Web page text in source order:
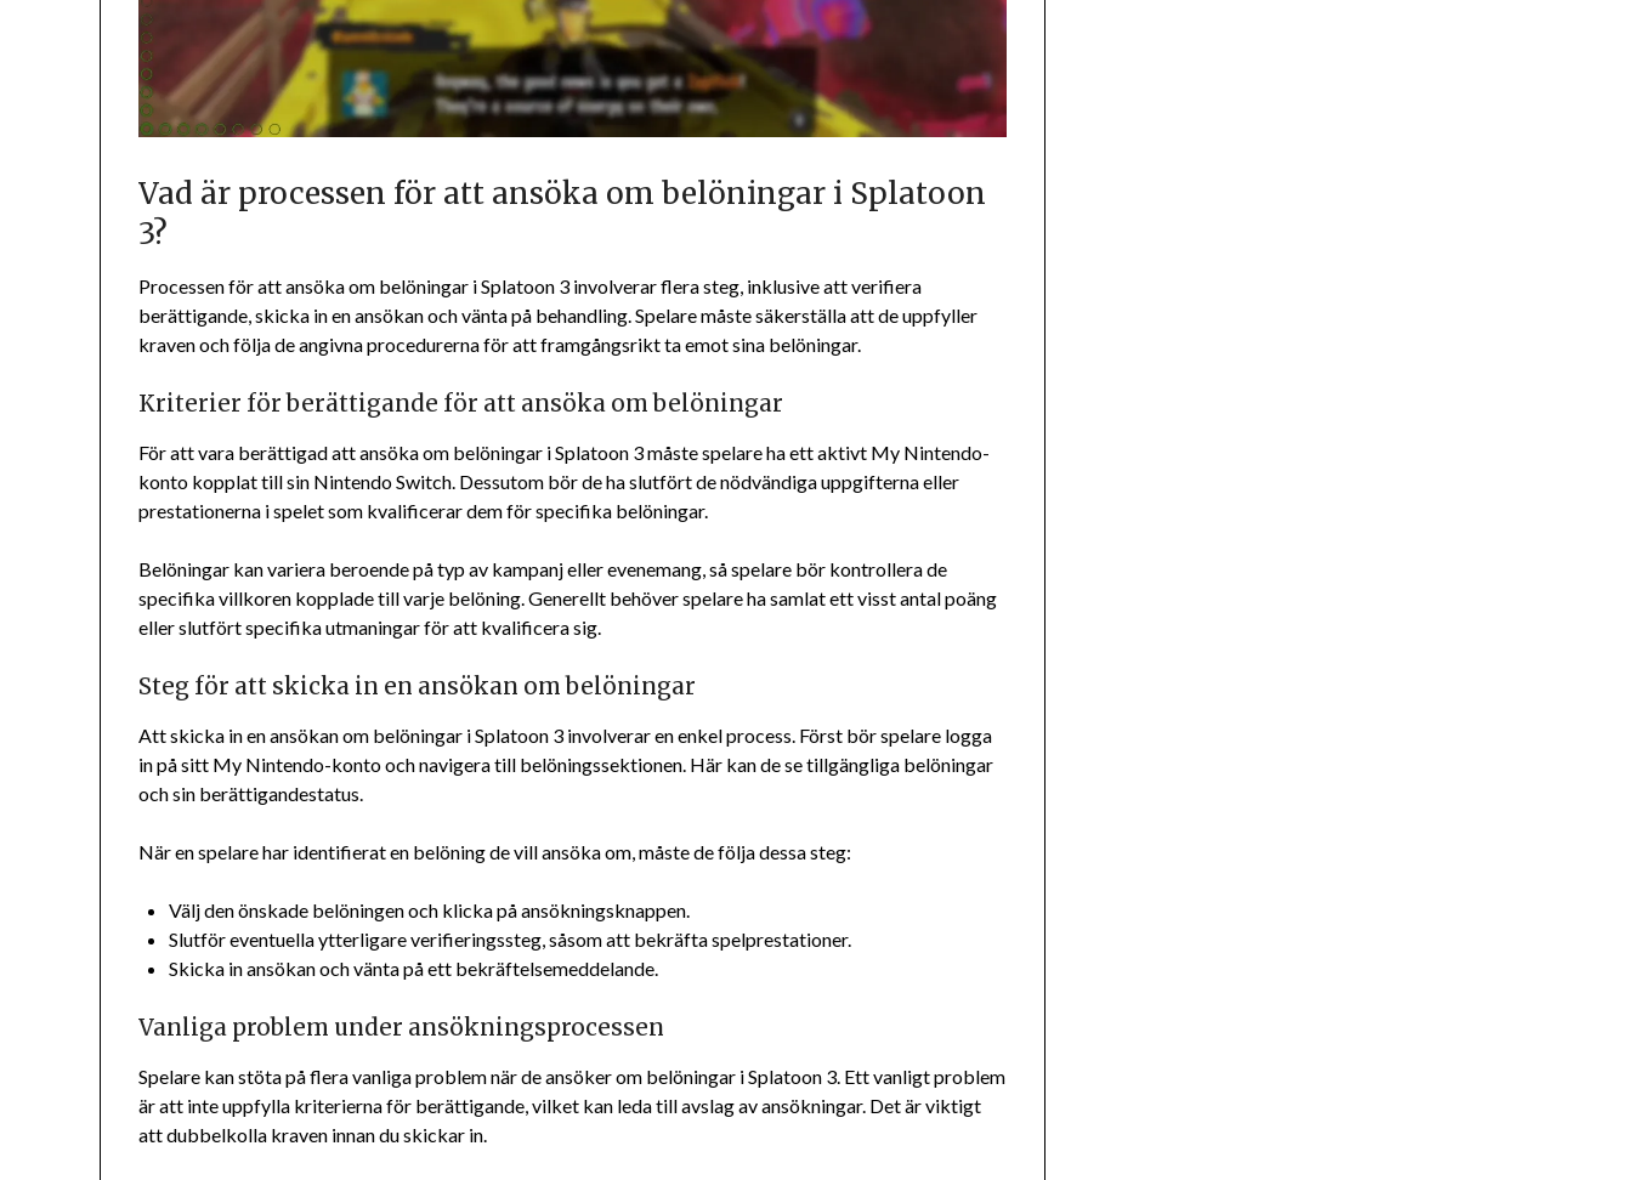
Vad är processen för att ansöka om belöningar i Splatoon
3?
Processen för att ansöka om belöningar i Splatoon 3 involverar flera steg, inklusive att verifiera
berättigande, skicka in en ansökan och vänta på behandling. Spelare måste säkerställa att de uppfyller
kraven och följa de angivna procedurerna för att framgångsrikt ta emot sina belöningar.
Kriterier för berättigande för att ansöka om belöningar
För att vara berättigad att ansöka om belöningar i Splatoon 3 måste spelare ha ett aktivt My Nintendo-
konto kopplat till sin Nintendo Switch. Dessutom bör de ha slutfört de nödvändiga uppgifterna eller
prestationerna i spelet som kvalificerar dem för specifika belöningar.
Belöningar kan variera beroende på typ av kampanj eller evenemang, så spelare bör kontrollera de
specifika villkoren kopplade till varje belöning. Generellt behöver spelare ha samlat ett visst antal poäng
eller slutfört specifika utmaningar för att kvalificera sig.
Steg för att skicka in en ansökan om belöningar
Att skicka in en ansökan om belöningar i Splatoon 3 involverar en enkel process. Först bör spelare logga
in på sitt My Nintendo-konto och navigera till belöningssektionen. Här kan de se tillgängliga belöningar
och sin berättigandestatus.
När en spelare har identifierat en belöning de vill ansöka om, måste de följa dessa steg:
Välj den önskade belöningen och klicka på ansökningsknappen.
Slutför eventuella ytterligare verifieringssteg, såsom att bekräfta spelprestationer.
Skicka in ansökan och vänta på ett bekräftelsemeddelande.
Vanliga problem under ansökningsprocessen
Spelare kan stöta på flera vanliga problem när de ansöker om belöningar i Splatoon 3. Ett vanligt problem
är att inte uppfylla kriterierna för berättigande, vilket kan leda till avslag av ansökningar. Det är viktigt
att dubbelkolla kraven innan du skickar in.